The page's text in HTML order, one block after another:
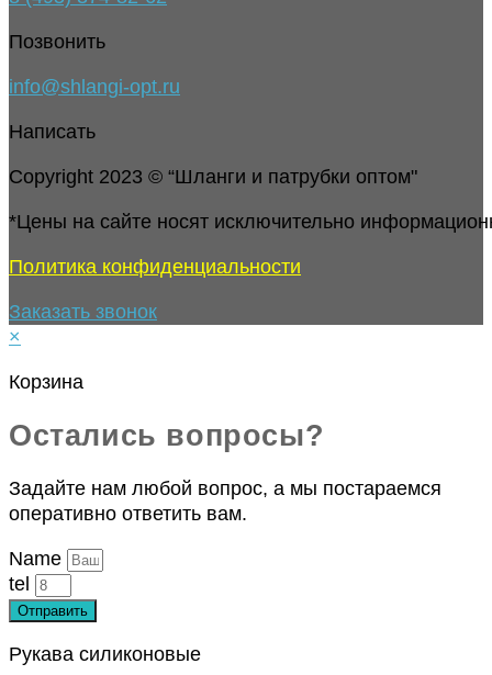
Позвонить
info@shlangi-opt.ru
Написать
Copyright 2023 © “Шланги и патрубки оптом"
*Цены на сайте носят исключительно
Политика конфиденциальности
Заказать звонок
×
Корзина
Остались вопросы?
Задайте нам любой вопрос, а мы постараемся
оперативно ответить вам.
Name
tel
Отправить
Рукава силиконовые